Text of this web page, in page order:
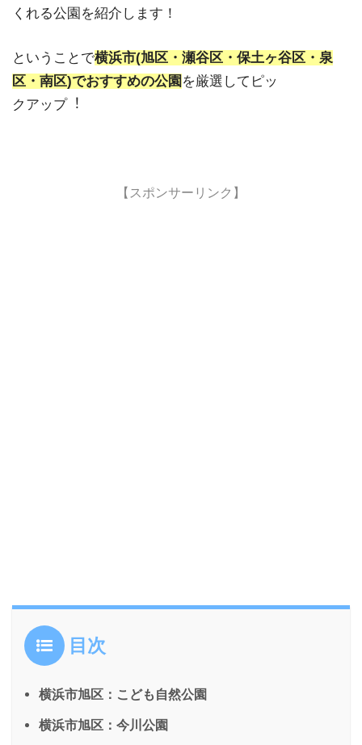
くれる公園を紹介します！
ということで横浜市(旭区・瀬谷区・保土ヶ谷区・泉
区・南区)でおすすめの公園 を厳選してピッ
クアップ︕
【スポンサーリンク】
目次
横浜市旭区：こども自然公園
横浜市旭区：今川公園